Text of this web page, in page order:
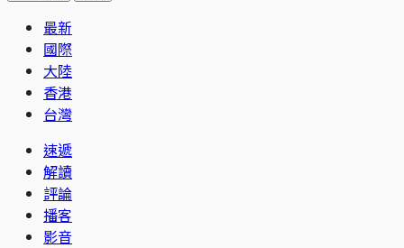
最新
國際
大陸
香港
台灣
速遞
解讀
評論
播客
影音